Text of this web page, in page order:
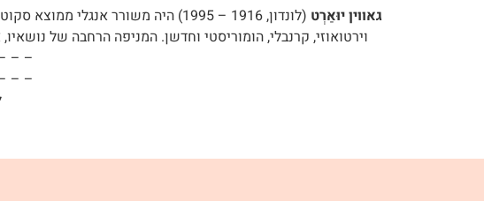
גאווין יוּאַרְט
(לונדון, 1916 – 1995) היה משורר
וירטואוזי, קרנבלי, הומוריסטי וחדשן. המניפה הרחבה של
– –
– –